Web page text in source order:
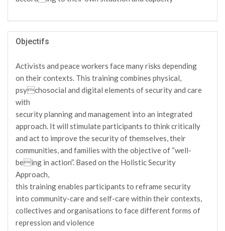
Objectifs
Activists and peace workers face many risks depending
on their contexts. This training combines physical,
psychosocial and digital elements of security and care
with
security planning and management into an integrated
approach. It will stimulate participants to think critically
and act to improve the security of themselves, their
communities, and families with the objective of “well-
being in action”. Based on the Holistic Security
Approach,
this training enables participants to reframe security
into community-care and self-care within their contexts,
collectives and organisations to face different forms of
repression and violence